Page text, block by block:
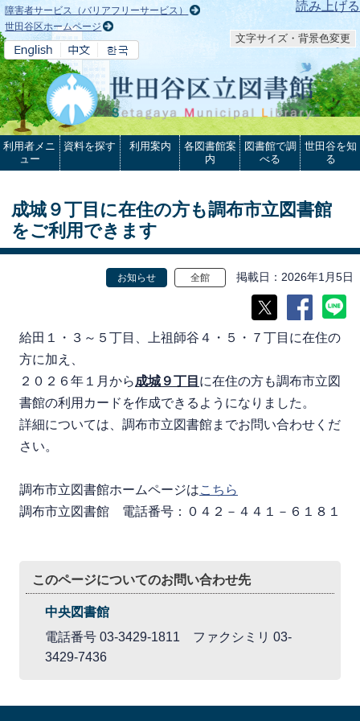
本文へ 読み上げる
障害者サービス（バリアフリーサービス）
世田谷区ホームページ
文字サイズ・背景色変更
利用者メニ
ュー
資料を探す 利用案内
各図書館案
内
図書館で調
べる
世田谷を知
る
成城９丁目に在住の方も調布市立図書館
をご利用できます
お知らせ 全館 掲載日 2026年1月5日
給田１・３～５丁目、上祖師谷４・５・７丁目に在住の
方に加え、
２０２６年１月から成城９丁目 に在住の方も調布市立図
書館の利用カードを作成できるようになりました。
詳細については、調布市立図書館までお問い合わせくだ
さい。
調布市立図書館ホームページはこちら
調布市立図書館 電話番号：０４２－４４１－６１８１
このページについてのお問い合わせ先
中央図書館
電話番号 03-3429-1811 ファクシミリ 03-
3429-7436